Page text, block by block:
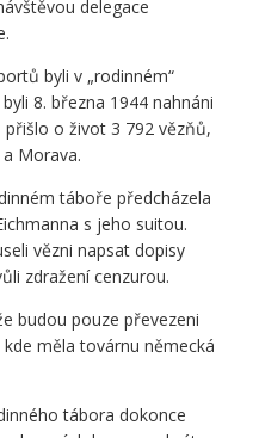
delegace
byli v „rodinném“
8. března 1944 nahnáni
o život 3 792 vězňů,
Morava.
táboře předcházela
s jeho suitou.
vězni napsat dopisy
zdražení cenzurou.
budou pouze převezeni
měla továrnu německá
tábora dokonce